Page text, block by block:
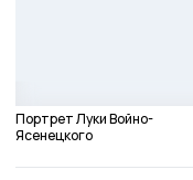
Портрет Луки Войно-
Ясенецкого